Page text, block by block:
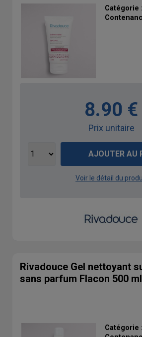
Catégorie :
8.90 €
Prix unitaire
AJOUTER AU
Voir le détail du
Rivadouce Gel nettoyant
sans parfum Flacon 500 ml
Catégorie :